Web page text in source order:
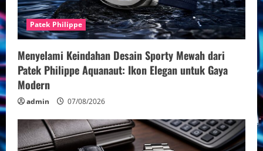
Patek Philippe
Menyelami Keindahan Desain Sporty Mewah dari
Patek Philippe Aquanaut: Ikon Elegan untuk Gaya
Modern
admin 07/08/2026